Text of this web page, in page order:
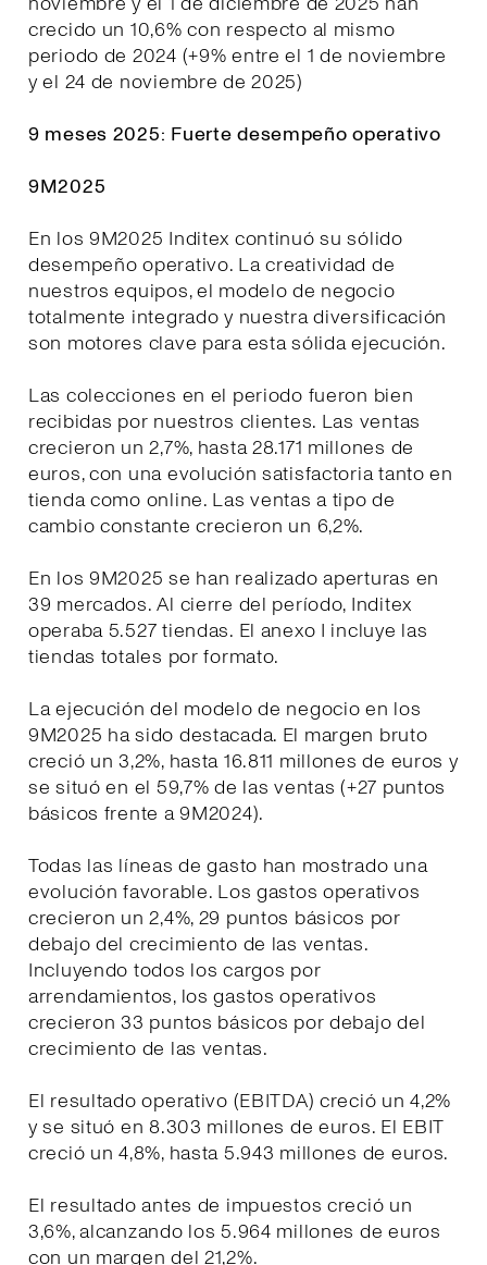
crecido un 10,6% con respecto al mismo
periodo de 2024 (+9% entre el 1 de noviembre
y el 24 de noviembre de 2025)
9 meses 2025: Fuerte desempeño operativo
9M2025
En los 9M2025 Inditex continuó su sólido
desempeño operativo. La creatividad de
nuestros equipos, el modelo de negocio
totalmente integrado y nuestra diversificación
son motores clave para esta sólida ejecución.
Las colecciones en el periodo fueron bien
recibidas por nuestros clientes. Las ventas
crecieron un 2,7%, hasta 28.171 millones de
euros, con una evolución satisfactoria tanto en
tienda como online. Las ventas a tipo de
cambio constante crecieron un 6,2%.
En los 9M2025 se han realizado aperturas en
39 mercados. Al cierre del período, Inditex
operaba 5.527 tiendas. El anexo I incluye las
tiendas totales por formato.
La ejecución del modelo de negocio en los
9M2025 ha sido destacada. El margen bruto
creció un 3,2%, hasta 16.811 millones de euros y
se situó en el 59,7% de las ventas (+27 puntos
básicos frente a 9M2024).
Todas las líneas de gasto han mostrado una
evolución favorable. Los gastos operativos
crecieron un 2,4%, 29 puntos básicos por
debajo del crecimiento de las ventas.
Incluyendo todos los cargos por
arrendamientos, los gastos operativos
crecieron 33 puntos básicos por debajo del
crecimiento de las ventas.
El resultado operativo (EBITDA) creció un 4,2%
y se situó en 8.303 millones de euros. El EBIT
creció un 4,8%, hasta 5.943 millones de euros.
El resultado antes de impuestos creció un
3,6%, alcanzando los 5.964 millones de euros
con un margen del 21,2%.